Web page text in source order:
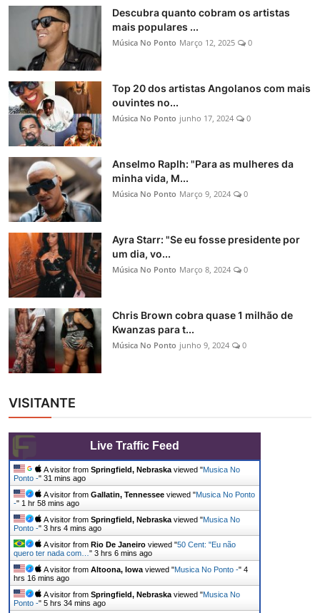
Descubra quanto cobram os artistas
mais populares ...
Música No Ponto Março 12, 2025 0
Top 20 dos artistas Angolanos com mais
ouvintes no...
Música No Ponto junho 17, 2024 0
Anselmo Raplh: "Para as mulheres da
minha vida, M...
Música No Ponto Março 9, 2024 0
Ayra Starr: "Se eu fosse presidente por
um dia, vo...
Música No Ponto Março 8, 2024 0
Chris Brown cobra quase 1 milhão de
Kwanzas para t...
Música No Ponto junho 9, 2024 0
VISITANTE
Live Traffic Feed
A visitor from Springfield, Nebraska viewed "Musica No
Ponto -" 31 mins ago
A visitor from Gallatin, Tennessee viewed "Musica No Ponto
-" 1 hr 58 mins ago
A visitor from Springfield, Nebraska viewed "Musica No
Ponto -" 3 hrs 4 mins ago
A visitor from Rio De Janeiro viewed "50 Cent: "Eu não
quero ter nada com… " 3 hrs 6 mins ago
A visitor from Altoona, Iowa viewed "Musica No Ponto -" 4
hrs 16 mins ago
A visitor from Springfield, Nebraska viewed "Musica No
Ponto -" 5 hrs 34 mins ago